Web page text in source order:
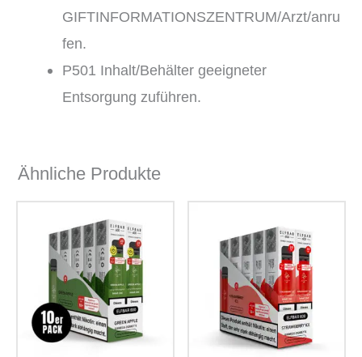
GIFTINFORMATIONSZENTRUM/Arzt/anru
fen.
P501 Inhalt/Behälter geeigneter
Entsorgung zuführen.
Ähnliche Produkte